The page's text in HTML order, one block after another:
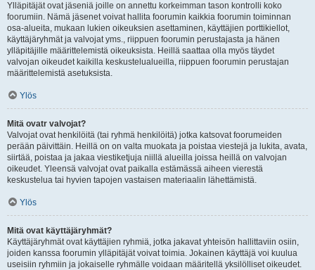
Ylläpitäjät ovat jäseniä joille on annettu korkeimman tason kontrolli koko
foorumiin. Nämä jäsenet voivat hallita foorumin kaikkia foorumin toiminnan
osa-alueita, mukaan lukien oikeuksien asettaminen, käyttäjien porttikiellot,
käyttäjäryhmät ja valvojat yms., riippuen foorumin perustajasta ja hänen
ylläpitäjille määrittelemistä oikeuksista. Heillä saattaa olla myös täydet
valvojan oikeudet kaikilla keskustelualueilla, riippuen foorumin perustajan
määrittelemistä asetuksista.
Ylös
Mitä ovatr valvojat?
Valvojat ovat henkilöitä (tai ryhmä henkilöitä) jotka katsovat foorumeiden
perään päivittäin. Heillä on on valta muokata ja poistaa viestejä ja lukita, avata,
siirtää, poistaa ja jakaa viestiketjuja niillä alueilla joissa heillä on valvojan
oikeudet. Yleensä valvojat ovat paikalla estämässä aiheen vierestä
keskustelua tai hyvien tapojen vastaisen materiaalin lähettämistä.
Ylös
Mitä ovat käyttäjäryhmät?
Käyttäjäryhmät ovat käyttäjien ryhmiä, jotka jakavat yhteisön hallittaviin osiin,
joiden kanssa foorumin ylläpitäjät voivat toimia. Jokainen käyttäjä voi kuulua
useisiin ryhmiin ja jokaiselle ryhmälle voidaan määritellä yksilölliset oikeudet.